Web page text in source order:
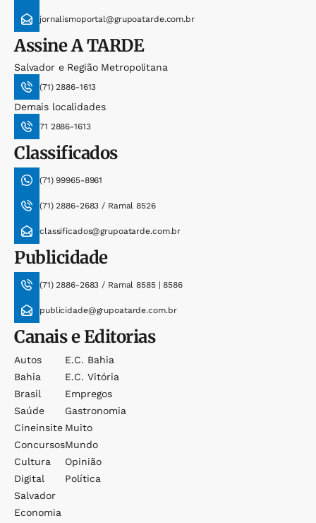
jornalismoportal@grupoatarde.com.br
AssineA TARDE
Salvador e Região Metropolitana
(71) 2886-1613
Demais localidades
71 2886-1613
Classificados
(71) 99965-8961
(71) 2886-2683 / Ramal 8526
classificados@grupoatarde.com.br
Publicidade
(71) 2886-2683 / Ramal 8585 | 8586
publicidade@grupoatarde.com.br
Canais e Editorias
Autos
Bahia
Brasil
Saúde
Cineinsite
Concursos
Cultura
Digital
Salvador
Economia
E.c. Bahia
E.c. Vitória
Empregos
Gastronomia
Muito
Mundo
Opinião
Política